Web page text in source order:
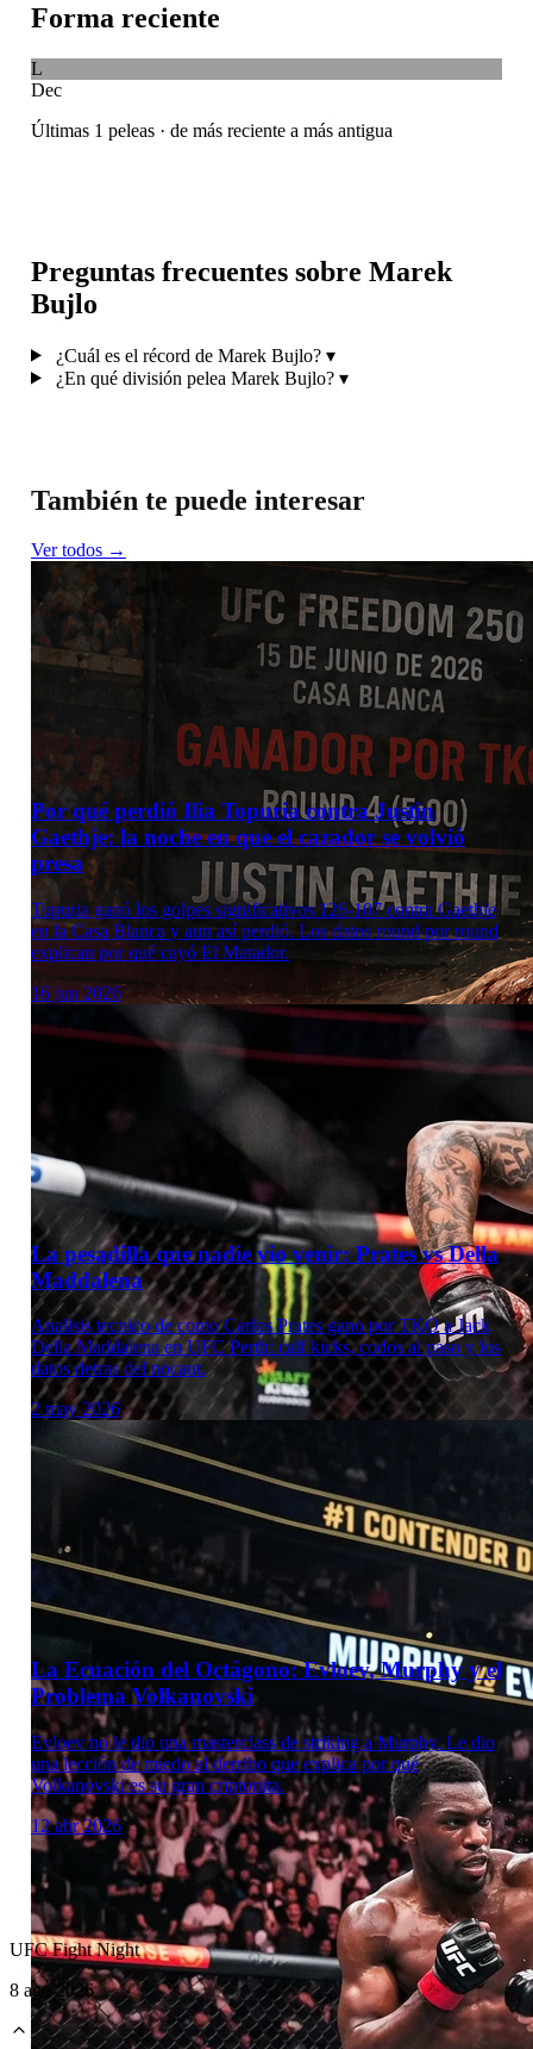
Forma reciente
L
Dec
Últimas 1 peleas · de más reciente a más antigua
Preguntas frecuentes sobre Marek
Bujlo
¿Cuál es el récord de Marek Bujlo? ▾
¿En qué división pelea Marek Bujlo? ▾
También te puede interesar
Ver todos →
Laboratorio Técnico
Por qué perdió Ilia Topuria contra Justin
Gaethje: la noche en que el cazador se volvió
presa
Topuria ganó los golpes significativos 126-107 contra Gaethje
en la Casa Blanca y aun así perdió. Los datos round por round
explican por qué cayó El Matador.
16 jun 2026
Laboratorio Técnico
La pesadilla que nadie vio venir: Prates vs Della
Maddalena
Analisis tecnico de como Carlos Prates gano por TKO a Jack
Della Maddalena en UFC Perth: calf kicks, codos al paso y los
datos detras del nocaut.
2 may 2026
La Ecuación del Octágono: Evloev, Murphy y el
Problema Volkanovski
Evloev no le dio una masterclass de striking a Murphy. Le dio
una lección de miedo al derribo que explica por qué
Volkanovski es su gran criptonita.
12 abr 2026
UFC Fight Night
8 ago 2026